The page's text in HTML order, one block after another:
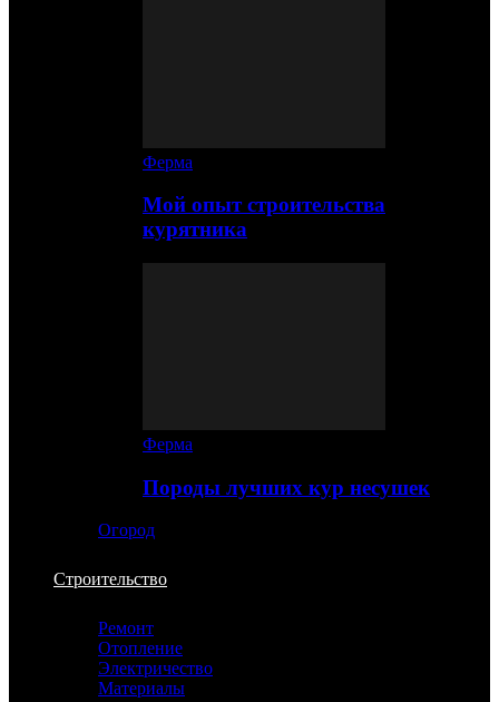
Ферма
Мой опыт строительства
курятника
Ферма
Породы лучших кур несушек
Огород
Строительство
Ремонт
Отопление
Электричество
Материалы